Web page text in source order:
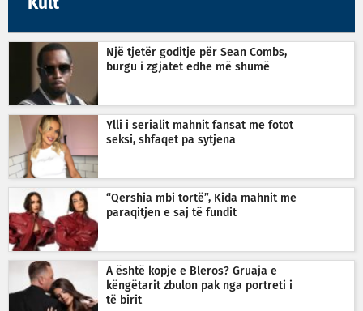
Kult
Një tjetër goditje për Sean Combs,
burgu i zgjatet edhe më shumë
Ylli i serialit mahnit fansat me fotot
seksi, shfaqet pa sytjena
“Qershia mbi tortë”, Kida mahnit me
paraqitjen e saj të fundit
A është kopje e Bleros? Gruaja e
këngëtarit zbulon pak nga portreti i
të birit